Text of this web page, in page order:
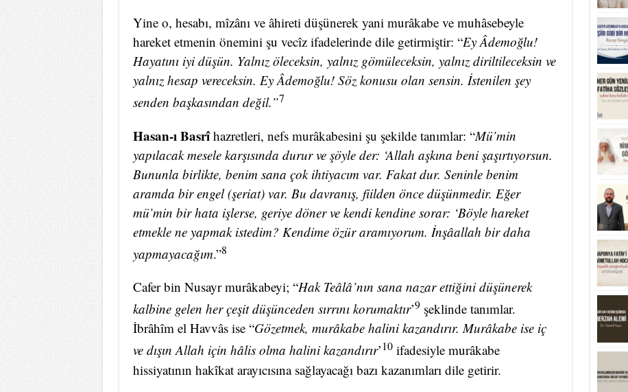
Yine o, hesabı, mîzânı ve âhireti düşünerek yani murâkabe ve muhâsebeyle
hareket etmenin önemini şu vecîz ifadelerinde dile getirmiştir: “Ey Âdemoğlu!
Hayatını iyi düşün. Yalnız öleceksin, yalnız gömüleceksin, yalnız diriltileceksin ve
yalnız hesap vereceksin. Ey Âdemoğlu! Söz konusu olan sensin. İstenilen şey
senden başkasından değil.”7
Hasan-ı Basrîhazretleri, nefs murâkabesini şu şekilde tanımlar: “Mü’min
yapılacak mesele karşısında durur ve şöyle der: ‘Allah aşkına beni şaşırtıyorsun.
Bununla birlikte, benim sana çok ihtiyacım var. Fakat dur. Seninle benim
aramda bir engel (şeriat) var. Bu davranış, fiilden önce düşünmedir. Eğer
mü’min bir hata işlerse, geriye döner ve kendi kendine sorar: ‘Böyle hareket
etmekle ne yapmak istedim? Kendime özür aramıyorum. İnşâallah bir daha
yapmayacağım.”8
Cafer bin Nusayr murâkabeyi; “Hak Teâlâ’nın sana nazar ettiğini düşünerek
kalbine gelen her çeşit düşünceden sırrını korumaktır’9şeklinde tanımlar.
İbrâhîm el Havvâs ise “Gözetmek, murâkabe halini kazandırır. Murâkabe ise iç
ve dışın Allah için hâlis olma halini kazandırır’10ifadesiyle murâkabe
hissiyatının hakîkat arayıcısına sağlayacağı bazı kazanımları dile getirir.